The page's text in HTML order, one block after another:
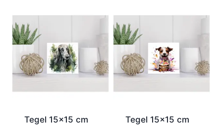
Tegel 15×15 cm
Tegel 15×15 cm